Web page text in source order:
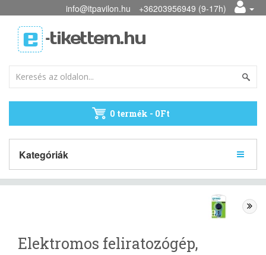
info@itpavilon.hu +36203956949 (9-17h)
0 termék - 0Ft
Kategóriák
Elektromos feliratozógép,